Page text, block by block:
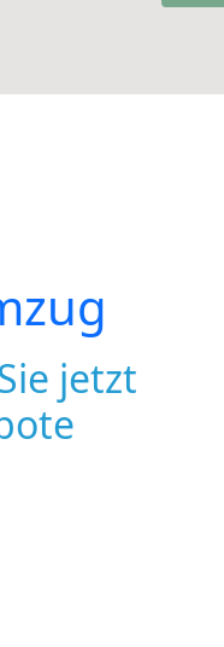
jetzt